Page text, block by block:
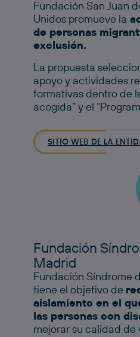
Fundación San Juan
Unidos promueve la
de personas
exclusión.
La propuesta
apoyo y actividades
formativas dentro de
acogida” y el
SITIO WEB DE LA
Fundación
Madrid
Fundación Síndrome
tiene el objetivo de
aislamiento en el
las personas con
mejorar su calidad de